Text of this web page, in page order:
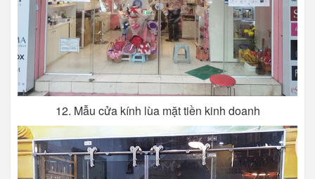
12. Mẫu cửa kính lùa mặt tiền kinh doanh